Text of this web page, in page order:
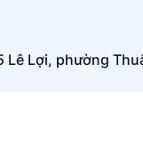
Lợi, phường